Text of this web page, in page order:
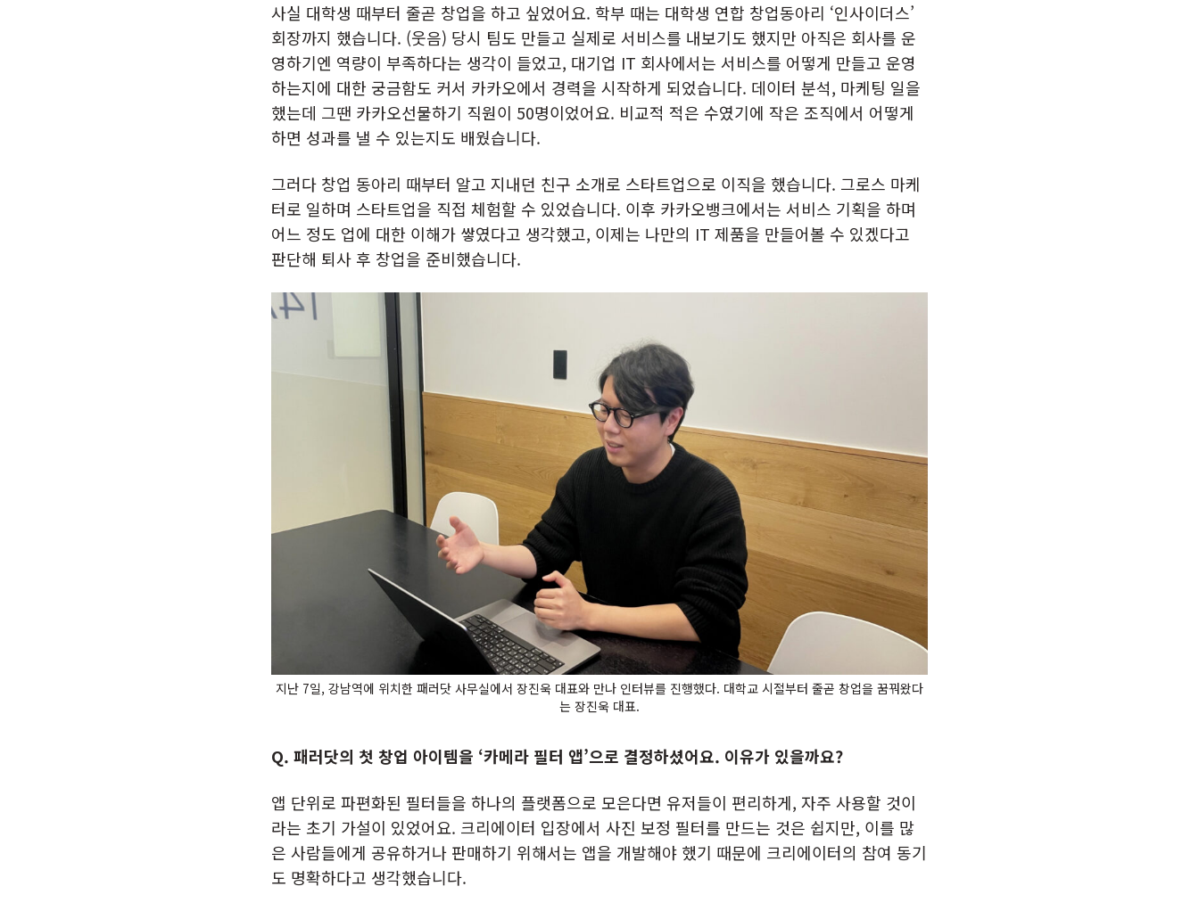
사실 대학생 때부터 줄곧 창업을 하고 싶었어요. 학부 때는 대학생 연합 창업동아리 ‘인사이더스’
회장까지 했습니다. (웃음) 당시 팀도 만들고 실제로 서비스를 내보기도 했지만 아직은 회사를 운
영하기엔 역량이 부족하다는 생각이 들었고, 대기업 IT 회사에서는 서비스를 어떻게 만들고 운영
하는지에 대한 궁금함도 커서 카카오에서 경력을 시작하게 되었습니다. 데이터 분석, 마케팅 일을
했는데 그땐 카카오선물하기 직원이 50명이었어요. 비교적 적은 수였기에 작은 조직에서 어떻게
하면 성과를 낼 수 있는지도 배웠습니다.
그러다 창업 동아리 때부터 알고 지내던 친구 소개로 스타트업으로 이직을 했습니다. 그로스 마케
터로 일하며 스타트업을 직접 체험할 수 있었습니다. 이후 카카오뱅크에서는 서비스 기획을 하며
어느 정도 업에 대한 이해가 쌓였다고 생각했고, 이제는 나만의 IT 제품을 만들어볼 수 있겠다고
판단해 퇴사 후 창업을 준비했습니다.
지난 7일, 강남역에 위치한 패러닷 사무실에서 장진욱 대표와 만나 인터뷰를 진행했다. 대학교 시절부터 줄곧 창업을 꿈꿔왔다
는 장진욱 대표.
Q. 패러닷의 첫 창업 아이템을 ‘카메라 필터 앱’으로 결정하셨어요. 이유가 있을까요?
앱 단위로 파편화된 필터들을 하나의 플랫폼으로 모은다면 유저들이 편리하게, 자주 사용할 것이
라는 초기 가설이 있었어요. 크리에이터 입장에서 사진 보정 필터를 만드는 것은 쉽지만, 이를 많
은 사람들에게 공유하거나 판매하기 위해서는 앱을 개발해야 했기 때문에 크리에이터의 참여 동기
도 명확하다고 생각했습니다.